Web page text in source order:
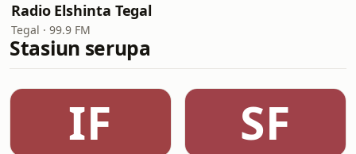
Radio Elshinta Tegal
Tegal · 99.9 FM
Stasiun serupa
IF SF